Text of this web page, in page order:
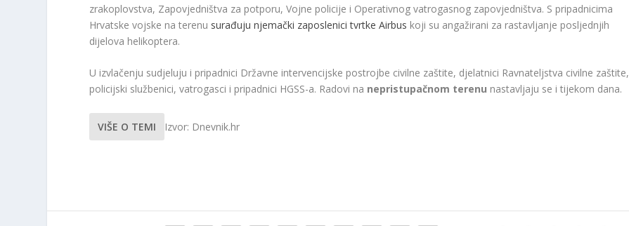
zrakoplovstva, Zapovjedništva za potporu, Vojne policije i Operativnog vatrogasnog zapovjedništva. S pripadnicima
Hrvatske vojske na terenu surađuju njemački zaposlenici tvrtke Airbus koji su angažirani za rastavljanje posljednjih
dijelova helikoptera.
U izvlačenju sudjeluju i pripadnici Državne intervencijske postrojbe civilne zaštite, djelatnici Ravnateljstva civilne zaštite,
policijski službenici, vatrogasci i pripadnici HGSS-a. Radovi na nepristupačnom terenu nastavljaju se i tijekom dana.
VIŠE O TEMI Izvor: Dnevnik.hr